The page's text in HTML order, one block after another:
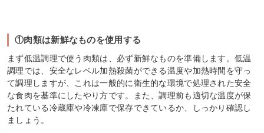
①肉類は新鮮なものを使用する
まず低温調理で使う肉類は、必ず新鮮なものを準備します。低温
調理では、安全なレベル加熱殺菌ができる温度や加熱時間を守っ
て調理しますが、これは一般的に衛生的な環境で処理された安全
な食肉を基準にしたやり方です。また、調理前も適切な温度が保
たれている冷蔵庫や冷凍庫で保存できているか、しっかり確認し
ましょう。